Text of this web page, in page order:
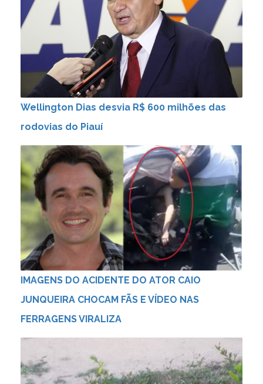
Wellington Dias desvia R$ 600 milhões das
rodovias do Piauí
IMAGENS DO ACIDENTE DO ATOR CAIO
JUNQUEIRA CHOCAM FÃS E VÍDEO NAS
FERRAGENS VIRALIZA